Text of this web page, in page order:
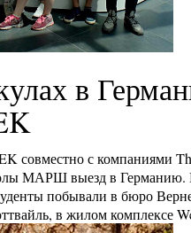
в
совместно с компаниями
МАРШ выезд в Германию.
побывали в бюро
в жилом комплексе